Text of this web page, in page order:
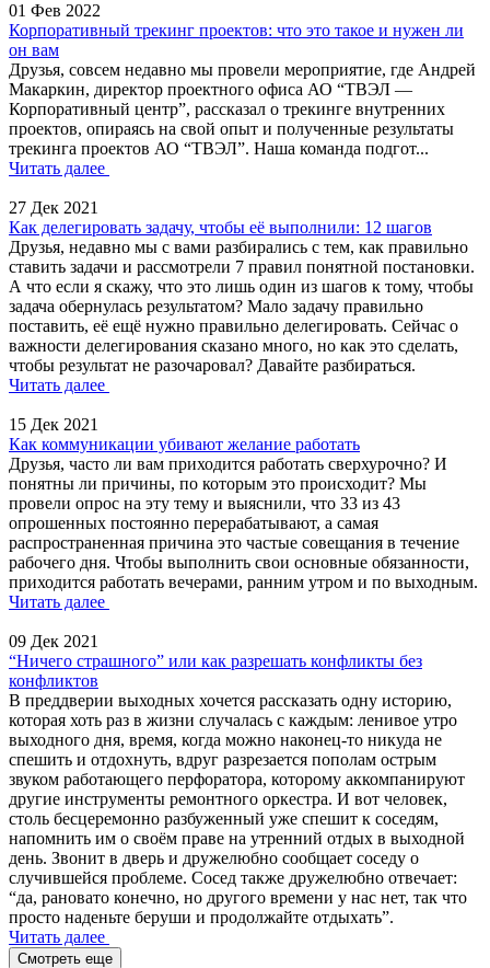
01 Фев 2022
Корпоративный трекинг проектов: что это такое и нужен ли
он вам
Друзья, совсем недавно мы провели мероприятие, где Андрей
Макаркин, директор проектного офиса АО “ТВЭЛ —
Корпоративный центр”, рассказал о трекинге внутренних
проектов, опираясь на свой опыт и полученные результаты
трекинга проектов АО “ТВЭЛ”. Наша команда подгот...
Читать далее
27 Дек 2021
Как делегировать задачу, чтобы её выполнили: 12 шагов
Друзья, недавно мы с вами разбирались с тем, как правильно
ставить задачи и рассмотрели 7 правил понятной постановки.
А что если я скажу, что это лишь один из шагов к тому, чтобы
задача обернулась результатом? Мало задачу правильно
поставить, её ещё нужно правильно делегировать. Сейчас о
важности делегирования сказано много, но как это сделать,
чтобы результат не разочаровал? Давайте разбираться.
Читать далее
15 Дек 2021
Как коммуникации убивают желание работать
Друзья, часто ли вам приходится работать сверхурочно? И
понятны ли причины, по которым это происходит? Мы
провели опрос на эту тему и выяснили, что 33 из 43
опрошенных постоянно перерабатывают, а самая
распространенная причина это частые совещания в течение
рабочего дня. Чтобы выполнить свои основные обязанности,
приходится работать вечерами, ранним утром и по выходным.
Читать далее
09 Дек 2021
“Ничего страшного” или как разрешать конфликты без
конфликтов
В преддверии выходных хочется рассказать одну историю,
которая хоть раз в жизни случалась с каждым: ленивое утро
выходного дня, время, когда можно наконец-то никуда не
спешить и отдохнуть, вдруг разрезается пополам острым
звуком работающего перфоратора, которому аккомпанируют
другие инструменты ремонтного оркестра. И вот человек,
столь бесцеремонно разбуженный уже спешит к соседям,
напомнить им о своём праве на утренний отдых в выходной
день. Звонит в дверь и дружелюбно сообщает соседу о
случившейся проблеме. Сосед также дружелюбно отвечает:
“да, рановато конечно, но другого времени у нас нет, так что
просто наденьте беруши и продолжайте отдыхать”.
Читать далее
Смотреть еще